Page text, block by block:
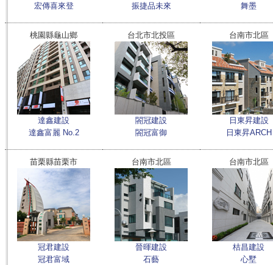
宏傳喜來登
振捷品未來
舞墨
桃園縣龜山鄉
達鑫建設
達鑫富麗 No.2
台北市北投區
閤冠建設
閤冠富御
台南市北區
日東昇建設
日東昇ARCH
苗栗縣苗栗市
冠君建設
冠君富域
台南市北區
晉暉建設
石藝
台南市北區
桔昌建設
心墅